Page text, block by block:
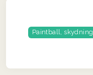
Paintball,